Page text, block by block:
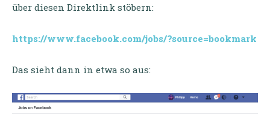
über diesen Direktlink stöbern:
https://www.facebook.com/jobs/?source=bookmark
Das sieht dann in etwa so aus: